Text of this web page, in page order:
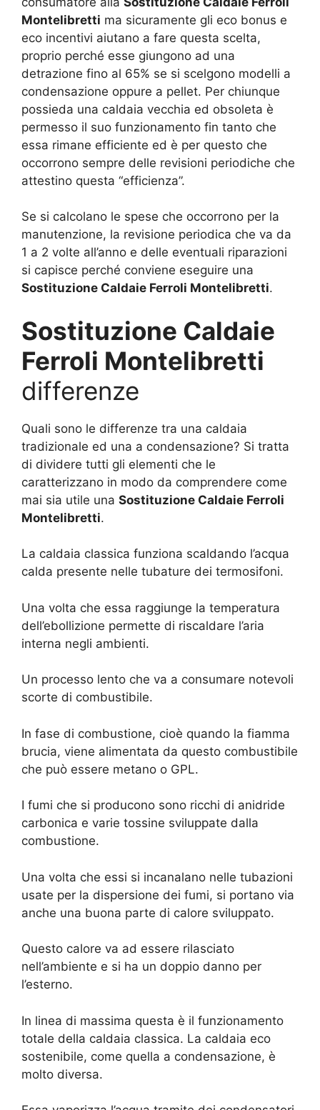
Montelibretti ma sicuramente gli eco bonus e
eco incentivi aiutano a fare questa scelta,
proprio perché esse giungono ad una
detrazione fino al 65% se si scelgono modelli a
condensazione oppure a pellet. Per chiunque
possieda una caldaia vecchia ed obsoleta è
permesso il suo funzionamento fin tanto che
essa rimane efficiente ed è per questo che
occorrono sempre delle revisioni periodiche che
attestino questa “efficienza”.
Se si calcolano le spese che occorrono per la
manutenzione, la revisione periodica che va da
1 a 2 volte all’anno e delle eventuali riparazioni
si capisce perché conviene eseguire una
Sostituzione Caldaie Ferroli Montelibretti.
Sostituzione Caldaie
Ferroli Montelibretti
differenze
Quali sono le differenze tra una caldaia
tradizionale ed una a condensazione? Si tratta
di dividere tutti gli elementi che le
caratterizzano in modo da comprendere come
mai sia utile una Sostituzione Caldaie Ferroli
Montelibretti.
La caldaia classica funziona scaldando l’acqua
calda presente nelle tubature dei termosifoni.
Una volta che essa raggiunge la temperatura
dell’ebollizione permette di riscaldare l’aria
interna negli ambienti.
Un processo lento che va a consumare notevoli
scorte di combustibile.
In fase di combustione, cioè quando la fiamma
brucia, viene alimentata da questo combustibile
che può essere metano o GPL.
I fumi che si producono sono ricchi di anidride
carbonica e varie tossine sviluppate dalla
combustione.
Una volta che essi si incanalano nelle tubazioni
usate per la dispersione dei fumi, si portano via
anche una buona parte di calore sviluppato.
Questo calore va ad essere rilasciato
nell’ambiente e si ha un doppio danno per
l’esterno.
In linea di massima questa è il funzionamento
totale della caldaia classica. La caldaia eco
sostenibile, come quella a condensazione, è
molto diversa.